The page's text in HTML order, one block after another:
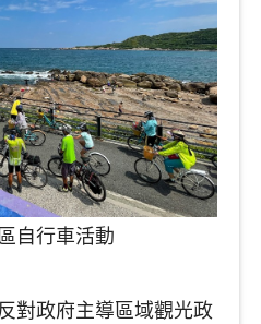
自行車活動
對政府主導區域觀光政